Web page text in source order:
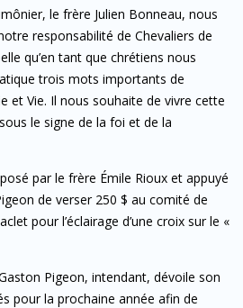
le frère Julien Bonneau, nous
responsabilité de Chevaliers de
qu’en tant que chrétiens nous
trois mots importants de
et Vie. Il nous souhaite de vivre cette
le signe de la foi et de la
par le frère Émile Rioux et appuyé
de verser 250 $ au comité de
pour l’éclairage d’une croix sur le «
Pigeon, intendant, dévoile son
pour la prochaine année afin de